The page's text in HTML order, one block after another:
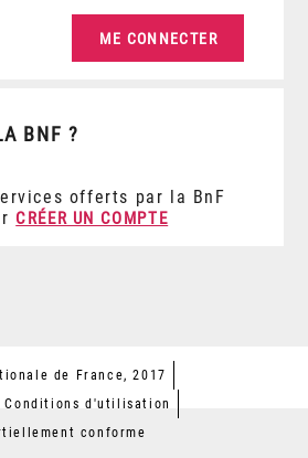
BNF ?
offerts par la BnF
CRÉER UN COMPTE
de France, 2017
Conditions d'utilisation
conforme